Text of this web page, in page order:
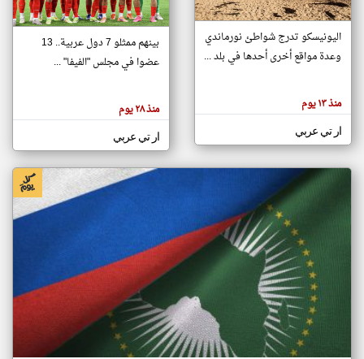
تغيير الدولة
اخبار جزر القمر على مدار الساعة
أهم اخبار جزر القمر العاجلة والمباشرة
هنا عن
وجهة
كاتبيها.
اليونيسكو تدرج شواطئ نورماندي
وعدة مواقع أخرى أحدها في بلد ...
منذ ١٣ يوم
ار تي عربي
بينهم ممثلو 7 دول عربية.. 13
عضوا في مجلس "الفيفا" ...
منذ ٢٨ يوم
ار تي عربي
klyoum.com